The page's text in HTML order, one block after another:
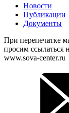
Новости
Публикации
Документы
При перепечатке
просим ссылаться
www.sova-center.ru